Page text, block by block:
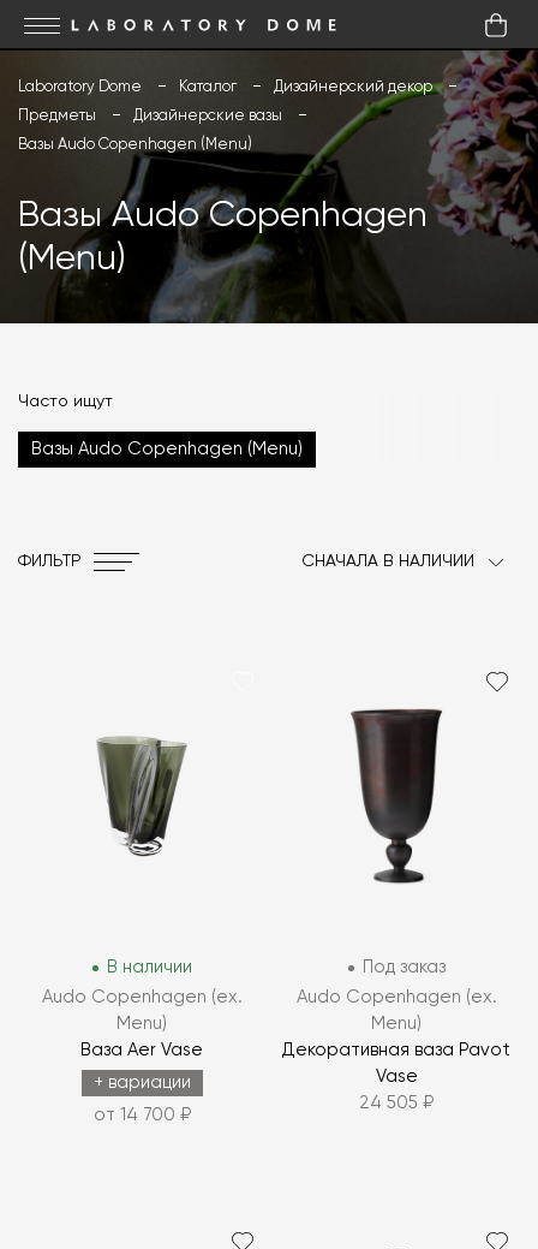
Laboratory Dome Каталог
Дизайнерский декор
Предметы
Дизайнерские вазы
Вазы Audo Copenhagen (Menu)
Вазы Audo Copenhagen
(Menu)
Часто ищут
Вазы Audo Copenhagen (Menu)
ФИЛЬТР СНАЧАЛА В НАЛИЧИИ
В наличии
Audo Copenhagen (ex.
Menu)
Ваза Aer Vase
+ вариации
от 14 700 ₽
Под заказ
Audo Copenhagen (ex.
Menu)
Декоративная ваза Pavot
Vase
24 505 ₽